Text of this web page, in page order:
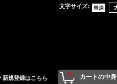
文字サイズ:
0 カートの中身
新規登録はこちら